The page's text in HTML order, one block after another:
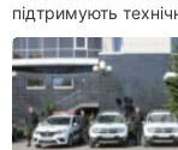
підтримують